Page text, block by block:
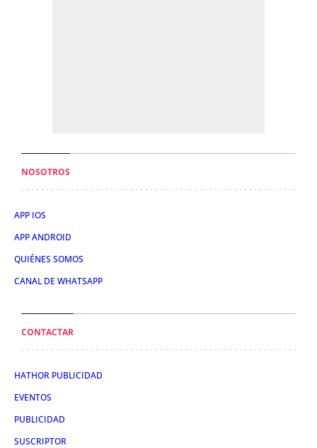
NOSOTROS
APP IOS
APP ANDROID
QUIÉNES SOMOS
CANAL DE WHATSAPP
CONTACTAR
HATHOR PUBLICIDAD
EVENTOS
PUBLICIDAD
SUSCRIPTOR